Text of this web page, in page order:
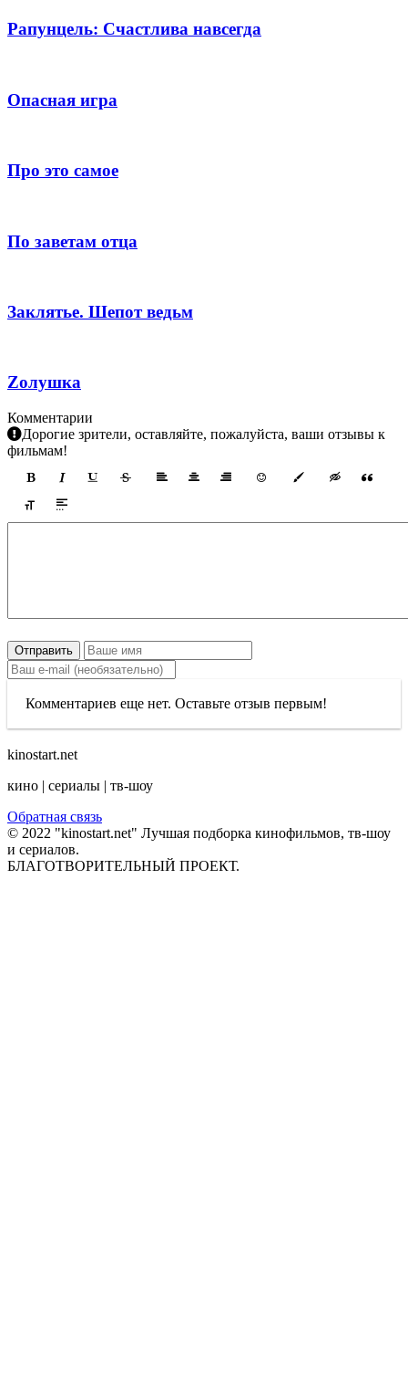
Рапунцель: Счастлива навсегда
Опасная игра
Про это самое
По заветам отца
Заклятье. Шепот ведьм
Zолушка
Комментарии
Дорогие зрители, оставляйте, пожалуйста, ваши отзывы к
фильмам!
Отправить
Комментариев еще нет. Оставьте отзыв первым!
kinostart.net
кино | сериалы | тв-шоу
Обратная связь
© 2022 "kinostart.net" Лучшая подборка кинофильмов, тв-шоу
и сериалов.
БЛАГОТВОРИТЕЛЬНЫЙ ПРОЕКТ.